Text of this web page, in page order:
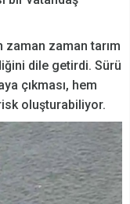
zaman tarım
dile getirdi. Sürü
çıkması, hem
oluşturabiliyor.